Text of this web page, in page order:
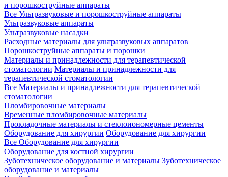
и порошкоструйные аппараты
Все Ультразвуковые и порошкоструйные аппараты
Ультразвуковые аппараты
Ультразвуковые насадки
Расходные материалы для ультразвуковых аппаратов
Порошкоструйные аппараты и порошки
Материалы и принадлежности для терапевтической
стоматологии Материалы и принадлежности для
терапевтической стоматологии
Все Материалы и принадлежности для терапевтической
стоматологии
Пломбировочные материалы
Временные пломбировочные материалы
Прокладочные материалы и стеклоиономерные цементы
Оборудование для хирургии Оборудование для хирургии
Все Оборудование для хирургии
Оборудование для костной хирургии
Зуботехническое оборудование и материалы Зуботехническое
оборудование и материалы